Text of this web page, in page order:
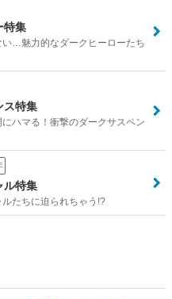
特集
い…魅力的なダークヒーローたち
ス特集
ハマる！衝撃のダークサスペン
ル特集
たちに迫られちゃう!?